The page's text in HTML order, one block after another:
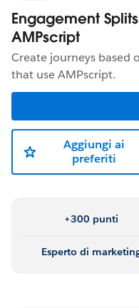
Engagement
AMPscript
Create journeys based
that use AMPscript.
Aggiungi ai
preferiti
+300 punti
Esperto di